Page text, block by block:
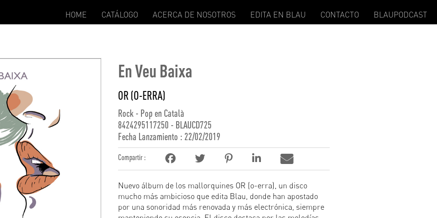
HOME CATÁLOGO ACERCA DE NOSOTROS EDITA EN BLAU CONTACTO BLAUPODCAST
En Veu Baixa
OR (O-ERRA)
Rock - Pop en Català
8424295117250 - BLAUCD725
Fecha Lanzamiento : 22/02/2019
Compartir :
Nuevo álbum de los mallorquines OR (o-erra), un disco
mucho más ambicioso que edita Blau, donde han apostado
por una sonoridad más renovada y más electrónica, siempre